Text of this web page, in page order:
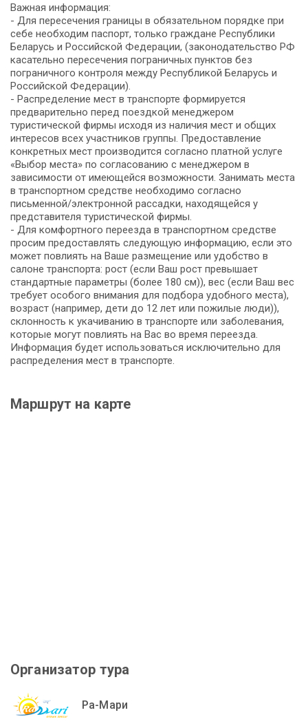
Важная информация:
- Для пересечения границы в обязательном порядке при
себе необходим паспорт, только граждане Республики
Беларусь и Российской Федерации, (законодательство РФ
касательно пересечения пограничных пунктов без
пограничного контроля между Республикой Беларусь и
Российской Федерации).
- Распределение мест в транспорте формируется
предварительно перед поездкой менеджером
туристической фирмы исходя из наличия мест и общих
интересов всех участников группы. Предоставление
конкретных мест производится согласно платной услуге
«Выбор места» по согласованию с менеджером в
зависимости от имеющейся возможности. Занимать места
в транспортном средстве необходимо согласно
письменной/электронной рассадки, находящейся у
представителя туристической фирмы.
- Для комфортного переезда в транспортном средстве
просим предоставлять следующую информацию, если это
может повлиять на Ваше размещение или удобство в
салоне транспорта: рост (если Ваш рост превышает
стандартные параметры (более 180 см)), вес (если Ваш вес
требует особого внимания для подбора удобного места),
возраст (например, дети до 12 лет или пожилые люди)),
склонность к укачиванию в транспорте или заболевания,
которые могут повлиять на Вас во время переезда.
Информация будет использоваться исключительно для
распределения мест в транспорте.
Маршрут на карте
Организатор тура
Ра-Мари